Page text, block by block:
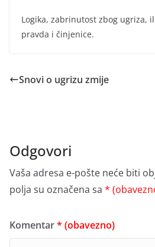
Logika, zabrinutost zbog ugriza,
pravda i činjenice.
Snovi o ugrizu zmije
Odgovori
Vaša adresa e-pošte neće biti
polja su označena sa *
Komentar* (obavezno)